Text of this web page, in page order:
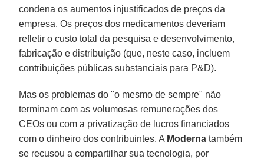
condena os aumentos injustificados de preços da
empresa. Os preços dos medicamentos deveriam
refletir o custo total da pesquisa e desenvolvimento,
fabricação e distribuição (que, neste caso, incluem
contribuições públicas substanciais para P&D).
Mas os problemas do "o mesmo de sempre" não
terminam com as volumosas remunerações dos
CEOs ou com a privatização de lucros financiados
com o dinheiro dos contribuintes. A Moderna também
se recusou a compartilhar sua tecnologia, por